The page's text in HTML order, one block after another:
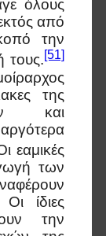
όλους
από
την
τους.[51]
της
και
εαμικές
των
ίδιες
την